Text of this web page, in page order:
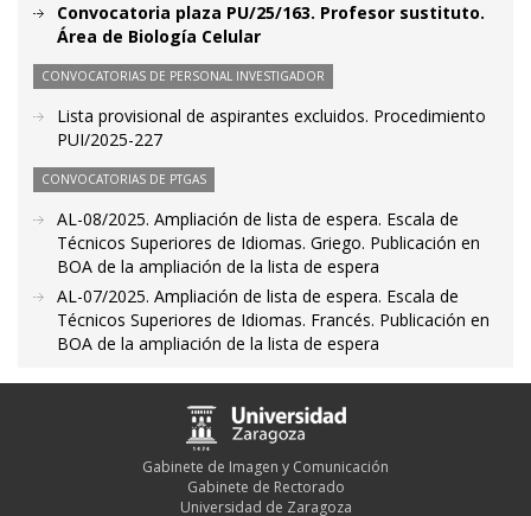
Convocatoria plaza PU/25/163. Profesor sustituto.
Área de Biología Celular
CONVOCATORIAS DE PERSONAL INVESTIGADOR
Lista provisional de aspirantes excluidos. Procedimiento
PUI/2025-227
CONVOCATORIAS DE PTGAS
AL-08/2025. Ampliación de lista de espera. Escala de
Técnicos Superiores de Idiomas. Griego. Publicación en
BOA de la ampliación de la lista de espera
AL-07/2025. Ampliación de lista de espera. Escala de
Técnicos Superiores de Idiomas. Francés. Publicación en
BOA de la ampliación de la lista de espera
Gabinete de Imagen y Comunicación
Gabinete de Rectorado
Universidad de Zaragoza